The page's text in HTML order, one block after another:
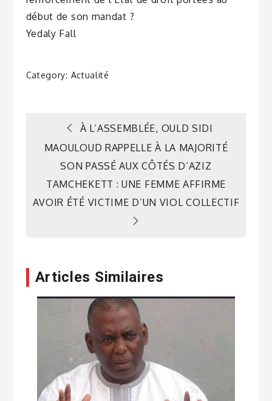
début de son mandat ?
Yedaly Fall
Category: Actualité
Navigation
l’article
À L’ASSEMBLÉE, OULD SIDI
MAOULOUD RAPPELLE À LA MAJORITÉ
SON PASSÉ AUX CÔTÉS D’AZIZ
TAMCHEKETT : UNE FEMME AFFIRME
AVOIR ÉTÉ VICTIME D’UN VIOL COLLECTIF
Articles Similaires